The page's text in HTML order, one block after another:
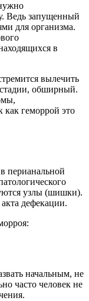
Ведь запущенный
для организма.
в
вылечить
обширный.
как геморрой это
перианальной
узлы (шишки).
дефекации.
начальным, не
часто человек не